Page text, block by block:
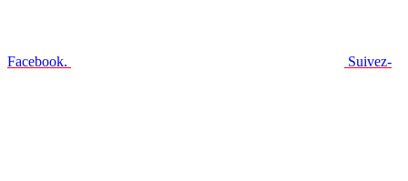
Facebook. Suivez-